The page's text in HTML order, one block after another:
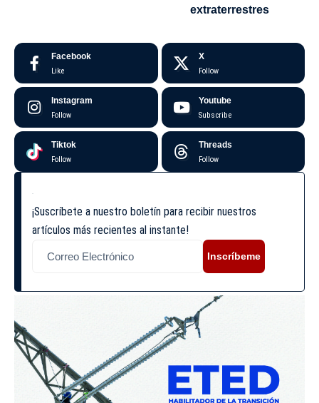
extraterrestres
Facebook
Like
X
Follow
Instagram
Follow
Youtube
Subscribe
Tiktok
Follow
Threads
Follow
¡Suscríbete a nuestro boletín para recibir nuestros
artículos más recientes al instante!
Inscríbeme